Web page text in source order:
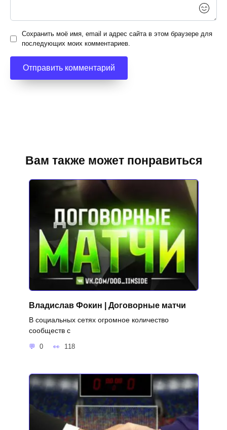
Сохранить моё имя, email и адрес сайта в этом браузере для
последующих моих комментариев.
Вам также может понравиться
Владислав Фокин | Договорные матчи
В социальных сетях огромное количество
сообществ с
0 118